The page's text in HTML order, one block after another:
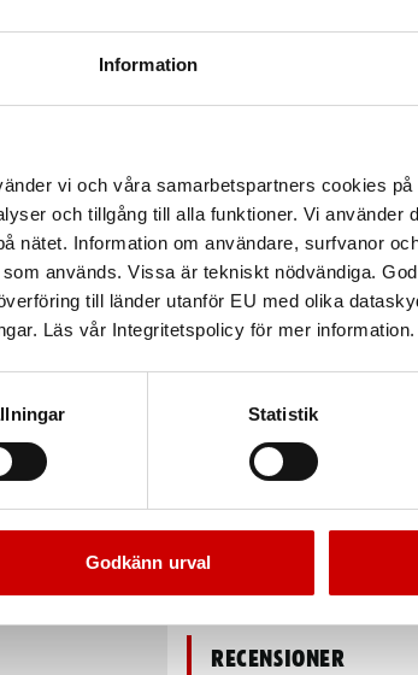
Information
vi och våra samarbetspartners cookies
och tillgång till alla funktioner. Vi använder
nätet. Information om användare, surfvanor
används. Vissa är tekniskt nödvändiga.
till länder utanför EU med olika
Läs vår Integritetspolicy för mer information.
Statistik
Godkänn urval
där
extremt
höga
mot
Egenskaper
Recensioner